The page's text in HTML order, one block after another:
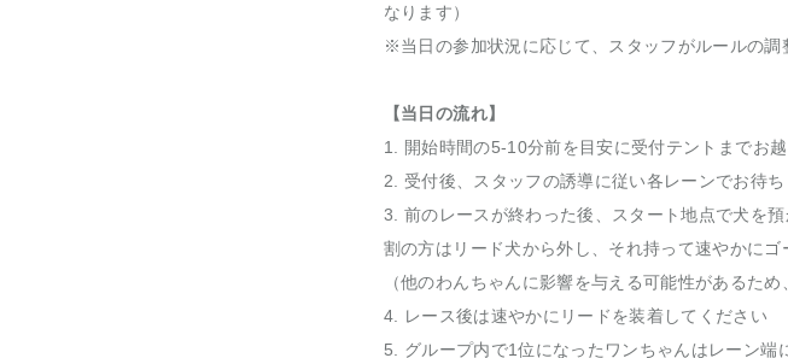
なります）
※当日の参加状況に応じて、スタッフがルールの調
【当日の流れ】
1. 開始時間の5-10分前を目安に受付テントまでお
2. 受付後、スタッフの誘導に従い各レーンでお待
3. 前のレースが終わった後、スタート地点で犬を
割の方はリード犬から外し、それ持って速やかに
（他のわんちゃんに影響を与える可能性があるた
4. レース後は速やかにリードを装着してください
5. グループ内で1位になったワンちゃんはレーン